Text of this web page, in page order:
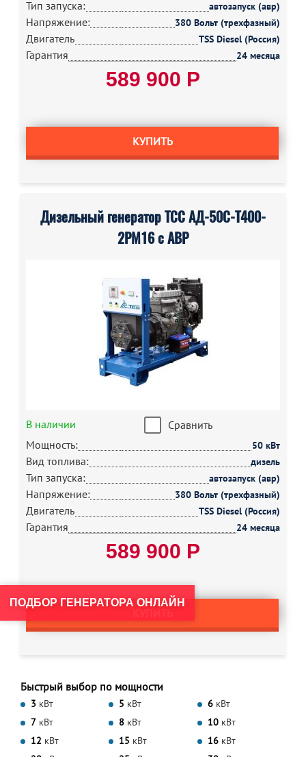
Тип запуска: автозапуск (авр)
Напряжение: 380 Вольт (трехфазный)
Двигатель TSS Diesel (Россия)
Гарантия 24 месяца
589 900 Р
КУПИТЬ
Дизельный генератор ТСС АД-50С-Т400-
2РМ16 с АВР
В наличии
Сравнить
Мощность:
50 кВт
Вид топлива: дизель
Тип запуска: автозапуск (авр)
Напряжение: 380 Вольт (трехфазный)
Двигатель TSS Diesel (Россия)
Гарантия 24 месяца
589 900 Р
КУПИТЬ
Быстрый выбор по мощности
3 кВт 5 кВт 6 кВт
7 кВт 8 кВт 10 кВт
12 кВт 15 кВт 16 кВт
ПОДБОР ГЕНЕРАТОРА ОНЛАЙН